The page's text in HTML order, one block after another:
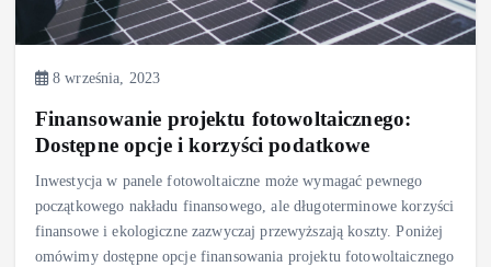
8 września, 2023
Finansowanie projektu fotowoltaicznego:
Dostępne opcje i korzyści podatkowe
Inwestycja w panele fotowoltaiczne może wymagać pewnego
początkowego nakładu finansowego, ale długoterminowe korzyści
finansowe i ekologiczne zazwyczaj przewyższają koszty. Poniżej
omówimy dostępne opcje finansowania projektu fotowoltaicznego